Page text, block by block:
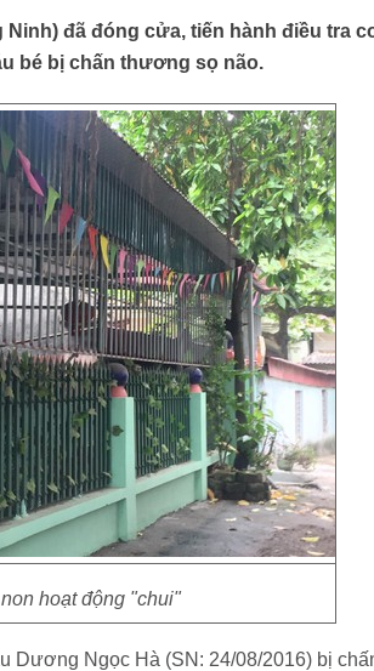
đã đóng cửa, tiến hành điều tra
bé bị chấn thương sọ não.
hoạt động "chui"
Dương Ngọc Hà (SN: 24/08/2016) bị